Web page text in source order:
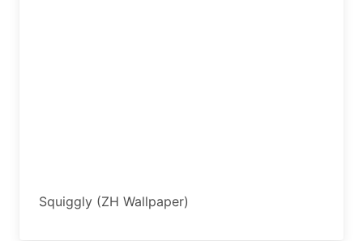
Squiggly (ZH Wallpaper)